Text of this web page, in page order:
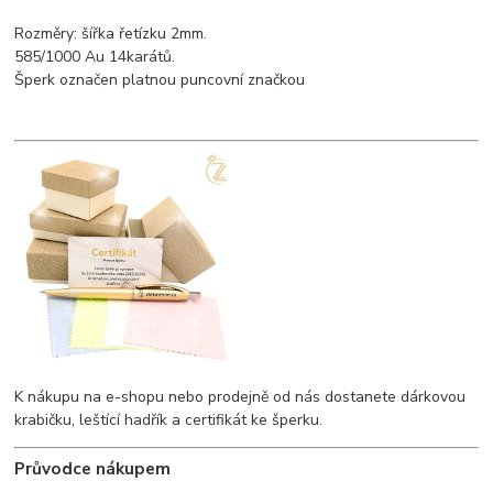
Rozměry: šířka řetízku 2mm.
585/1000 Au 14karátů.
Šperk označen platnou puncovní značkou
K nákupu na e-shopu nebo prodejně od nás dostanete dárkovou
krabičku, leštící hadřík a certifikát ke šperku.
Průvodce nákupem